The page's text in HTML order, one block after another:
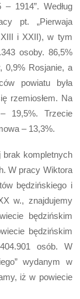
1914”. Według
pt. „Pierwaja
i XXII), w tym
osoby. 86,5%
0,9% Rosjanie, a
powiatu była
rzemiosłem. Na
19,5%. Trzecie
– 13,3%.
brak kompletnych
W pracy Wiktora
będzińskiego i
w., znajdujemy
będzińskim
będzińskim
osób. W
wydanym w
iż w powiecie